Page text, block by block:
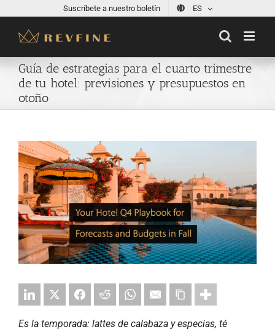
content
Suscríbete a nuestro boletín ES
Guía de estrategias para el cuarto trimestre
de tu hotel: previsiones y presupuestos en
otoño
View
Larger
Image
Es la temporada: lattes de calabaza y especias, té